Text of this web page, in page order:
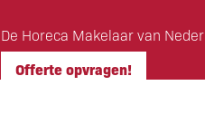
De Horeca Makelaar van
Offerte opvragen!